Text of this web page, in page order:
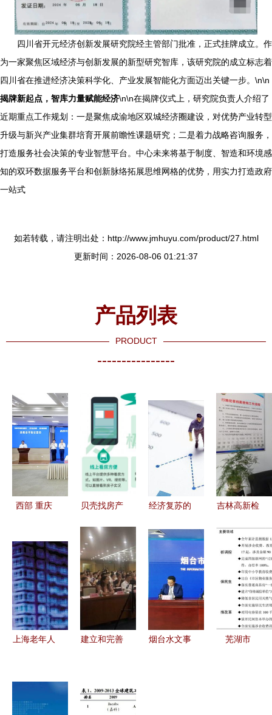
四川省开元经济创新发展研究院经主管部门批准，正式挂牌成立。作
为一家聚焦区域经济与创新发展的新型研究智库，该研究院的成立标志着
四川省在推进经济决策科学化、产业发展智能化方面迈出关键一步。\n\n
揭牌新起点，智库力量赋能经济\n\n在揭牌仪式上，研究院负责人介绍了
近期重点工作规划：一是聚焦成渝地区双城经济圈建设，对优势产业转型
升级与新兴产业集群培育开展前瞻性课题研究；二是着力战略咨询服务，
打造服务社会决策的专业智慧平台。中心未来将基于制度、智造和环境感
知的双环数据服务平台和创新脉络拓展思维网格的优势，用实力打造政府
一站式
如若转载，请注明出处：http://www.jmhuyu.com/product/27.html
更新时间：2026-08-06 01:21:37
产品列表
PRODUCT
----------------
西部 重庆
金融服务体
制机制 赋
能产业高质
量发展
贝壳找房产
经济低迷期
的救命草还
是社会经济
咨询服务的
经济复苏的
何通过专业
社经咨询助
力重启经济
吉林高新检
民新举措
行贿犯罪档
案查询实
现“立等可
取”
上海老年人
收藏
建立和完善
综合信用信
息服务大厅
烟台水文事
芜湖市